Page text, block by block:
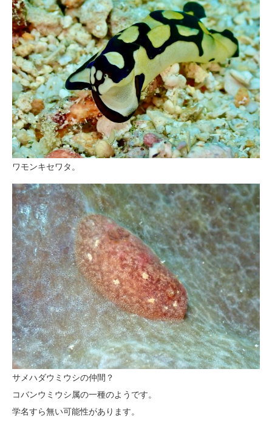
ワモンキセワタ。
サメハダウミウシの仲間？
コバンウミウシ属の一種のようです。
学名すら無い可能性があります。